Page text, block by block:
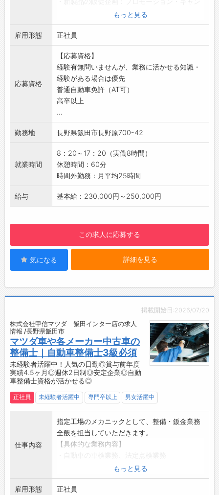
・販売データ、市場動向の分析による販促企画
の立案
・各種販促ツール（ＰＯＰ、ポスターなど）の
企画や作成
・自社ウェブサイト、ＳＮＳの運営と更新
・展示会、実釣会、店頭イベントの企画と運営
サポート
◆経験有無問いませんが、業務に活かせる知
識・経験がある場合は優先します。
【取り扱い製品】
・釣具用品
・汎用ポール
・SMC成形加工品
【長期連休あり◎】
・長期休暇 GW（5/3〜5/7）、夏季（8/13〜
◆若い世代が頑張っています！
若手社員は一つの作業⇒複数の作業を目指して
おり、入社5年を目安に現場のリーダーを目指
して育成しています。
◆子育て世代も仕事と育児の両立できる！安心
＊女性の育児休暇100%達成
際に利用）
＊育児や介護に伴う短時間勤務制度あり！
ご本人の状況や保育園などへの送り迎えなど
も考慮して、4つの時間設定を設けて、柔軟な
制度の利用を行っております。
◆2024年12月『職場いきいきアドバンスカン
パニー・ワークライフバランスコース』に認証
今後もより働きやすい職場を目指しています◎
◆工場見学は随時実施◎
作業内容を実際にご覧になることができます！
・性別問わず活躍しています
・幅広い世代の社員が活躍中！
もっと見る
雇用形態 正社員
応募資格
【応募資格】
経験有無問いませんが、業務に活かせる知識・
経験がある場合は優先
普通自動車免許（AT可）
高卒以上
...
勤務地 長野県飯田市長野原700-42
就業時間
8：20～17：20（実働8時間）
休憩時間：60分
時間外勤務：月平均25時間
給与 基本給：230,000円～250,000円
この求人に応募する
気になる 詳細を見る
掲載開始日:2026/07/20
株式会社甲信マツダ 飯田インター店の求人
情報 /長野県飯田市
マツダ車や各メーカー中古車の
整備士｜自動車整備士3級必須
未経験者活躍中！人気の日勤◎賞与前年度
実績4.5ヶ月◎週休2日制◎安定企業◎自動
車整備士資格が活かせる◎
正社員 未経験者活躍中 専門卒以上 男女活躍中
仕事内容
指定工場のメカニックとして、整備・鈑金業務
全般を担当していただきます。
【具体的な業務内容】
・消耗部品の交換
・鈑金作業
もっと見る
雇用形態 正社員